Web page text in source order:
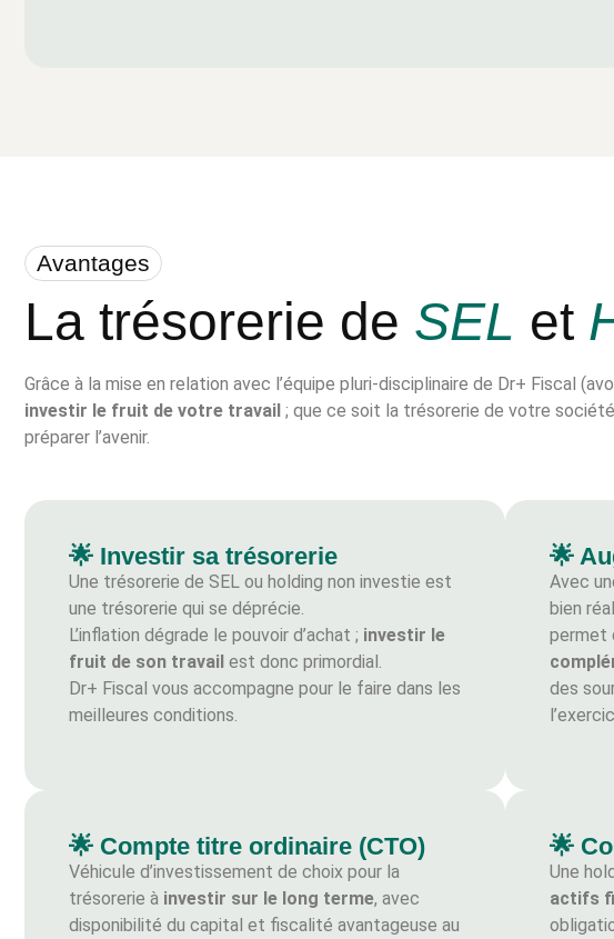
Avantages
La trésorerie de SEL et
Grâce à la mise en relation avec l’équipe pluri-disciplinaire de Dr+ Fiscal
investir le fruit de votre travail ; que ce soit la trésorerie de votre
préparer l’avenir.
🌟 Investir sa trésorerie
Une trésorerie de SEL ou holding non investie est
une trésorerie qui se déprécie.
L’inflation dégrade le pouvoir d’achat ; investir le
fruit de son travail est donc primordial.
Dr+ Fiscal vous accompagne pour le faire dans les
meilleures conditions.
🌟
Avec
bien
permet
des
🌟 Compte titre ordinaire (CTO)
Véhicule d’investissement de choix pour la
trésorerie à investir sur le long terme, avec
disponibilité du capital et fiscalité avantageuse au
🌟
Une
actifs